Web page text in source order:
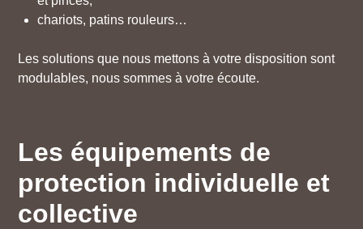
chariots, patins rouleurs…
Les solutions que nous mettons à votre disposition sont
modulables, nous sommes à votre écoute.
Les équipements de
protection individuelle et
collective